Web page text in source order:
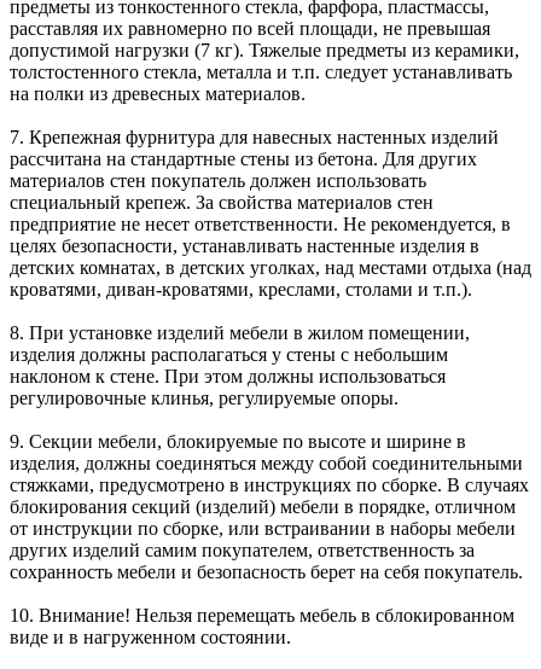
предметы из тонкостенного стекла, фарфора, пластмассы,
расставляя их равномерно по всей площади, не превышая
допустимой нагрузки (7 кг). Тяжелые предметы из керамики,
толстостенного стекла, металла и т.п. следует устанавливать
на полки из древесных материалов.
7. Крепежная фурнитура для навесных настенных изделий
рассчитана на стандартные стены из бетона. Для других
материалов стен покупатель должен использовать
специальный крепеж. За свойства материалов стен
предприятие не несет ответственности. Не рекомендуется, в
целях безопасности, устанавливать настенные изделия в
детских комнатах, в детских уголках, над местами отдыха (над
кроватями, диван-кроватями, креслами, столами и т.п.).
8. При установке изделий мебели в жилом помещении,
изделия должны располагаться у стены с небольшим
наклоном к стене. При этом должны использоваться
регулировочные клинья, регулируемые опоры.
9. Секции мебели, блокируемые по высоте и ширине в
изделия, должны соединяться между собой соединительными
стяжками, предусмотрено в инструкциях по сборке. В случаях
блокирования секций (изделий) мебели в порядке, отличном
от инструкции по сборке, или встраивании в наборы мебели
других изделий самим покупателем, ответственность за
сохранность мебели и безопасность берет на себя покупатель.
10. Внимание! Нельзя перемещать мебель в сблокированном
виде и в нагруженном состоянии.